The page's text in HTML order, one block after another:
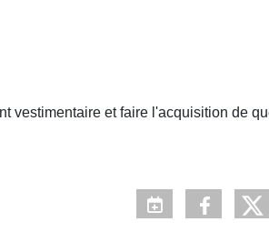
vestimentaire et faire l'acquisition de